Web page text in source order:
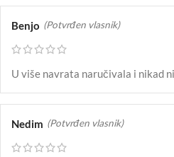
Benjo (Potvrđen vlasnik)
U više navrata naručivala i nikad
Nedim (Potvrđen vlasnik)